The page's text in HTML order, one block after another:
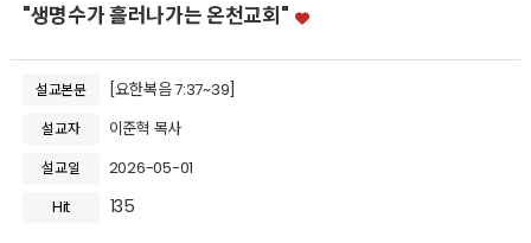
"생명수가 흘러나가는 온천교회"
설교본문 [요한복음 7:37~39]
설교자 이준혁 목사
설교일
2026-05-01
Hit
135